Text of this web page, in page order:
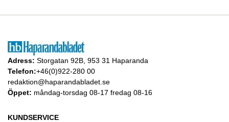
Adress: Storgatan 92B, 953 31 Haparanda
Telefon:+46(0)922-280 00
redaktion@haparandabladet.se
Öppet: måndag-torsdag 08-17 fredag 08-16
KUNDSERVICE